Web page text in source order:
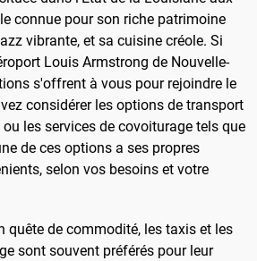
connue pour son riche patrimoine
vibrante, et sa cuisine créole. Si
Louis Armstrong de Nouvelle-
s'offrent à vous pour rejoindre le
considérer les options de transport
les services de covoiturage tels que
de ces options a ses propres
selon vos besoins et votre
quête de commodité, les taxis et les
sont souvent préférés pour leur